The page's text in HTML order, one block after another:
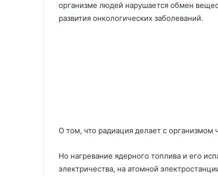
организме людей нарушается обмен
развития онкологических заболеваний.
О том, что радиация делает с организмом
Но нагревание ядерного топлива и его
электричества, на атомной